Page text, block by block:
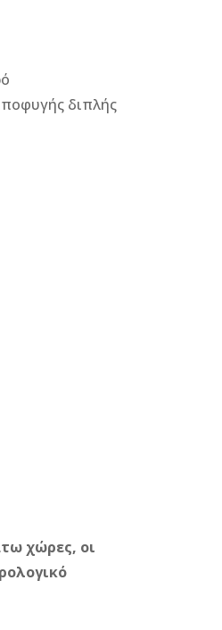
διπλής
χώρες, οι